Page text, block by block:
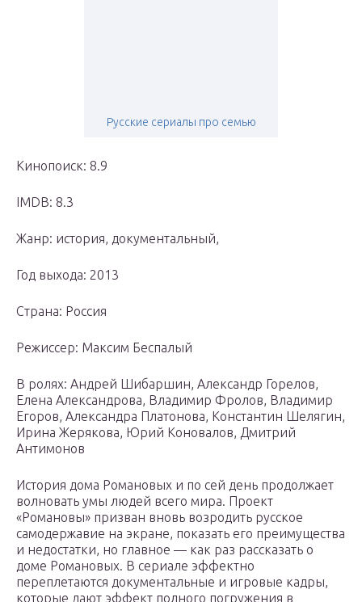
Русские сериалы про семью
Кинопоиск: 8.9
IMDB: 8.3
Жанр: история, документальный,
Год выхода: 2013
Страна: Россия
Режиссер: Максим Беспалый
В ролях: Андрей Шибаршин, Александр Горелов,
Елена Александрова, Владимир Фролов, Владимир
Егоров, Александра Платонова, Константин Шелягин,
Ирина Жерякова, Юрий Коновалов, Дмитрий
Антимонов
История дома Романовых и по сей день продолжает
волновать умы людей всего мира. Проект
«Романовы» призван вновь возродить русское
самодержавие на экране, показать его преимущества
и недостатки, но главное — как раз рассказать о
доме Романовых. В сериале эффектно
переплетаются документальные и игровые кадры,
которые дают эффект полного погружения в